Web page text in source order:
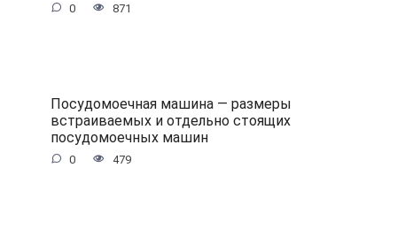
0 871
Посудомоечная машина — размеры
встраиваемых и отдельно стоящих
посудомоечных машин
0 479